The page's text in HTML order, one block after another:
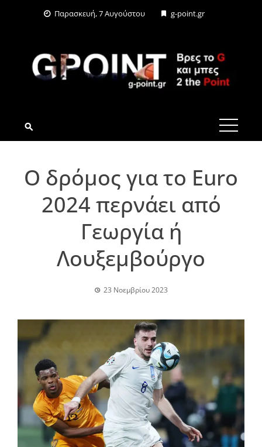
Παρασκευή, 7 Αυγούστου g-point.gr
G-POINT.GR
Ο δρόμος για το Euro
2024 περνάει από
Γεωργία ή
Λουξεμβούργο
23 Νοεμβρίου 2023